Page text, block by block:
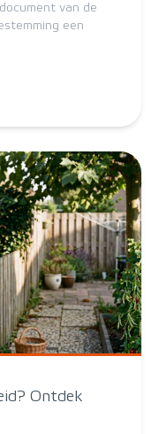
van de
een
Ontdek